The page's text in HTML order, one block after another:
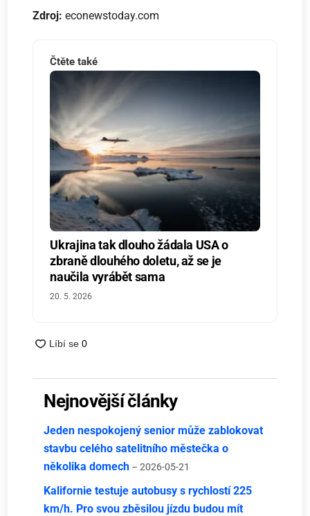
Zdroj: econewstoday.com
Čtěte také
Ukrajina tak dlouho žádala USA o
zbraně dlouhého doletu, až se je
naučila vyrábět sama
20. 5. 2026
Nejnovější články
Jeden nespokojený senior může zablokovat
stavbu celého satelitního městečka o
několika domech – 2026-05-21
Kalifornie testuje autobusy s rychlostí 225
km/h. Pro svou zběsilou jízdu budou mít